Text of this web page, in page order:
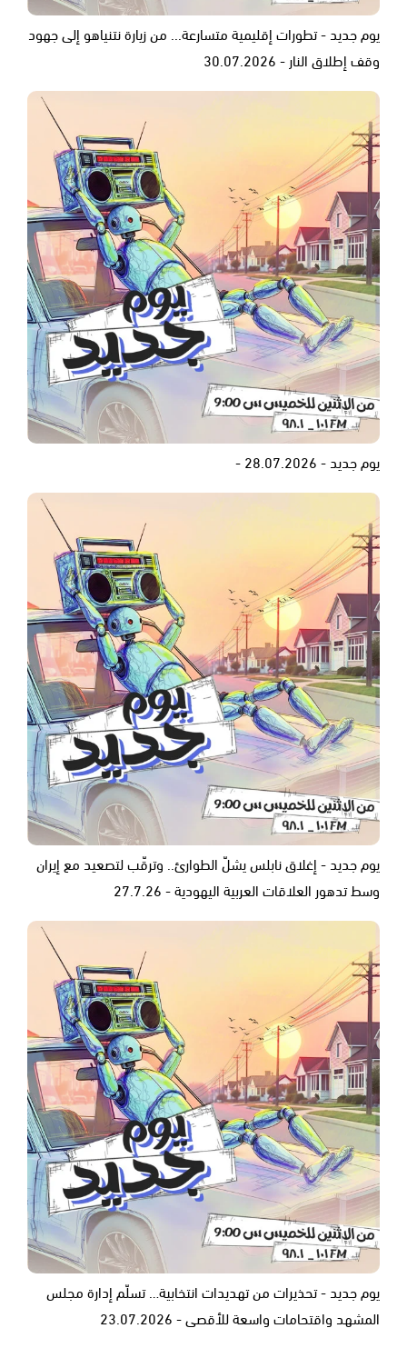
يوم جديد - تطورات إقليمية متسارعة... من زيارة نتنياهو إلى جهود
وقف إطلاق النار - 30.07.2026
يوم جديد - 28.07.2026 -
يوم جديد - إغلاق نابلس يشلّ الطوارئ.. وترقّب لتصعيد مع إيران
وسط تدهور العلاقات العربية اليهودية - 27.7.26
يوم جديد - تحذيرات من تهديدات انتخابية… تسلّم إدارة مجلس
المشهد واقتحامات واسعة للأقصى - 23.07.2026